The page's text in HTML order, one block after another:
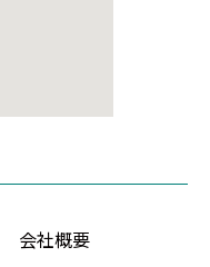
会社概要